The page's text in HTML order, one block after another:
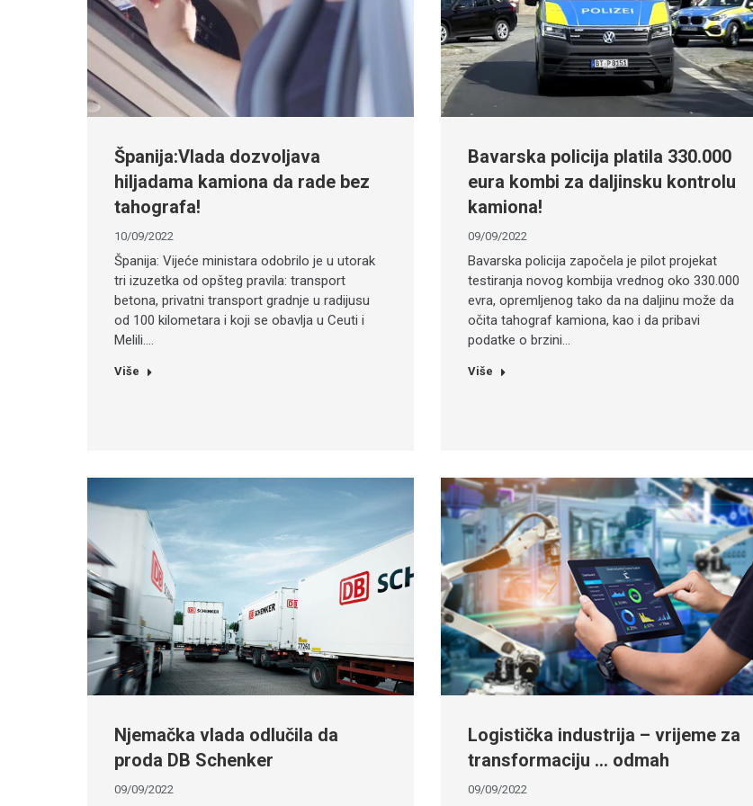
Španija:Vlada dozvoljava
hiljadama kamiona da rade bez
tahografa!
10/09/2022
Španija: Vijeće ministara odobrilo je u utorak
tri izuzetka od opšteg pravila: transport
betona, privatni transport gradnje u radijusu
od 100 kilometara i koji se obavlja u Ceuti i
Melili.…
Više
Bavarska policija platila 330.000
eura kombi za daljinsku kontrolu
kamiona!
09/09/2022
Bavarska policija započela je pilot projekat
testiranja novog kombija vrednog oko 330.000
evra, opremljenog tako da na daljinu može da
očita tahograf kamiona, kao i da pribavi
podatke o brzini…
Više
Njemačka vlada odlučila da
proda DB Schenker
09/09/2022
Logistička industrija – vrijeme za
transformaciju … odmah
09/09/2022